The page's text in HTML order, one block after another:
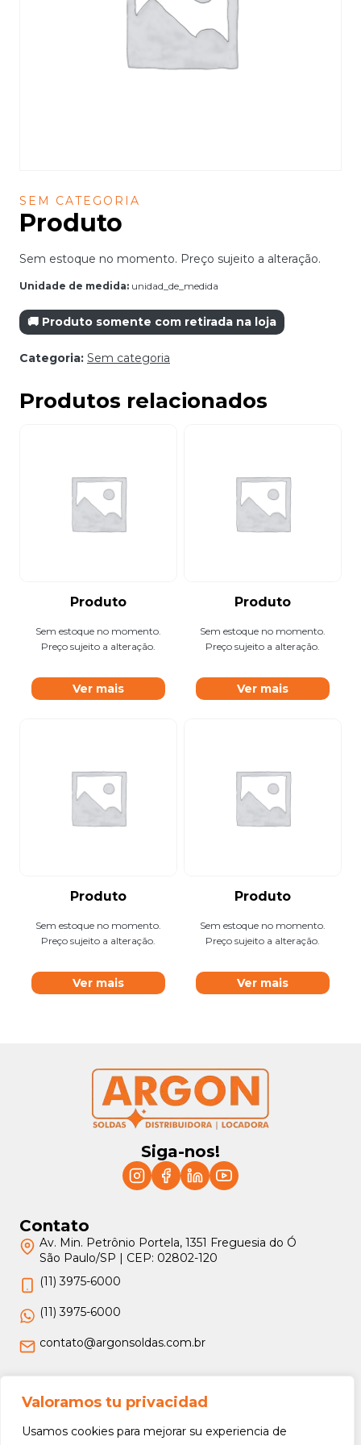
Valoramos tu privacidad
Usamos cookies para mejorar su experiencia de
SEM CATEGORIA
Produto
Sem estoque no momento. Preço sujeito a alteração.
Unidade de medida: unidad_de_medida
🚚 Produto somente com retirada na loja
Categoria: Sem categoria
Produtos relacionados
Produto
Sem estoque no momento.
Preço sujeito a alteração.
Ver mais
Produto
Sem estoque no momento.
Preço sujeito a alteração.
Ver mais
Produto
Sem estoque no momento.
Preço sujeito a alteração.
Ver mais
Produto
Sem estoque no momento.
Preço sujeito a alteração.
Ver mais
Siga-nos!
Contato
Av. Min. Petrônio Portela, 1351 Freguesia do Ó
São Paulo/SP | CEP: 02802-120
(11) 3975-6000
(11) 3975-6000
contato@argonsoldas.com.br
Jurídico
Termos e Condições
Política de Privacidade